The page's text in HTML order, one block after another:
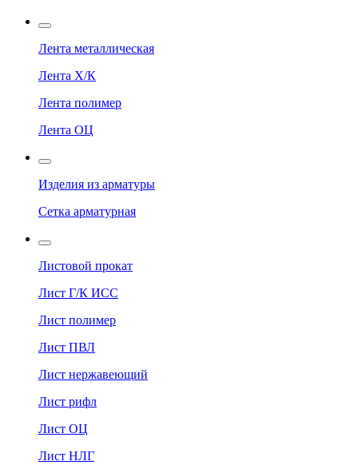
Лента металлическая
Лента Х/К
Лента полимер
Лента ОЦ
Изделия из арматуры
Сетка арматурная
Листовой прокат
Лист Г/К ИСС
Лист полимер
Лист ПВЛ
Лист нержавеющий
Лист рифл
Лист ОЦ
Лист НЛГ